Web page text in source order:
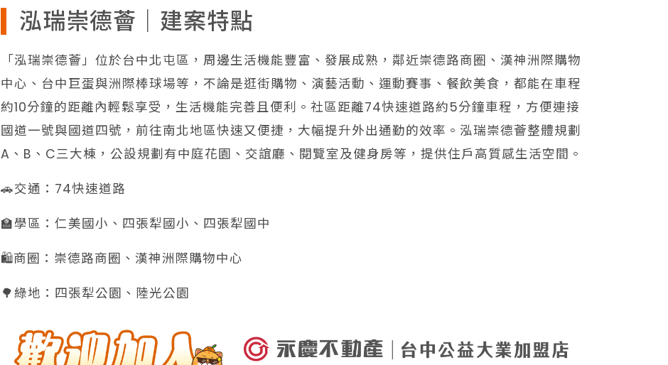
泓瑞崇德薈｜建案特點
「泓瑞崇德薈」位於台中北屯區，周邊生活機能豐富、發展成熟，鄰近崇德路商圈、漢神洲際購物
中心、台中巨蛋與洲際棒球場等，不論是逛街購物、演藝活動、運動賽事、餐飲美食，都能在車程
約10分鐘的距離內輕鬆享受，生活機能完善且便利。社區距離74快速道路約5分鐘車程，方便連接
國道一號與國道四號，前往南北地區快速又便捷，大幅提升外出通勤的效率。泓瑞崇德薈整體規劃
A、B、C三大棟，公設規劃有中庭花園、交誼廳、閱覽室及健身房等，提供住戶高質感生活空間。
🚗交通：74快速道路
🏫學區：仁美國小、四張犁國小、四張犁國中
🛍️商圈：崇德路商圈、漢神洲際購物中心
🌳綠地：四張犁公園、陸光公園